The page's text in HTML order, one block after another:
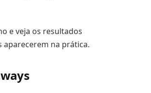
e veja os resultados
na prática.